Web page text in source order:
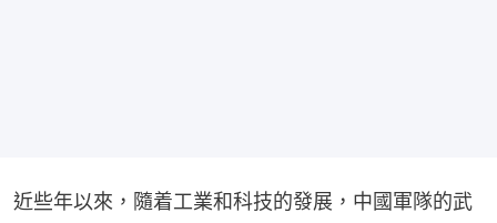
近些年以來，隨着工業和科技的發展，中國軍隊的武